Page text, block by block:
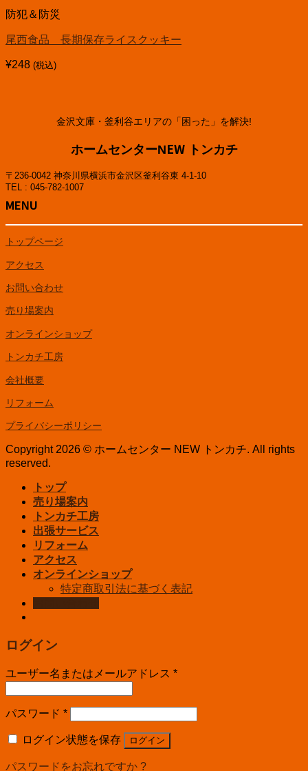
防犯＆防災
尾西食品 長期保存ライスクッキー
¥248 (税込)
金沢文庫・釜利谷エリアの「困った」を解決!
ホームセンターNEW トンカチ
〒236-0042 神奈川県横浜市金沢区釜利谷東 4-1-10
TEL : 045-782-1007
MENU
トップページ
アクセス
お問い合わせ
売り場案内
オンラインショップ
トンカチ工房
会社概要
リフォーム
プライバシーポリシー
Copyright 2026 © ホームセンター NEW トンカチ. All rights
reserved.
トップ
売り場案内
トンカチ工房
出張サービス
リフォーム
アクセス
オンラインショップ
特定商取引法に基づく表記
ログイン
ユーザー名またはメールアドレス *
パスワード *
ログイン状態を保存 ログイン
パスワードをお忘れですか ?